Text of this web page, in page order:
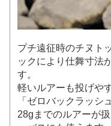
プチ遠征時のチヌト
ックにより仕舞寸法
す。
軽いルアーも投げや
「ゼロバックラッシ
28gまでのルアーが